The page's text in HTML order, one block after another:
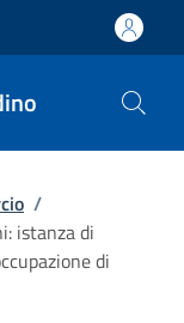
/
istanza di
di